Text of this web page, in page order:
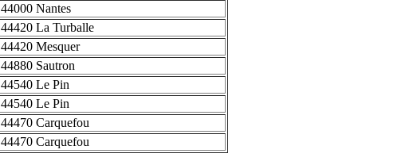
44000 Nantes
44420 La Turballe
44420 Mesquer
44880 Sautron
44540 Le Pin
44540 Le Pin
44470 Carquefou
44470 Carquefou